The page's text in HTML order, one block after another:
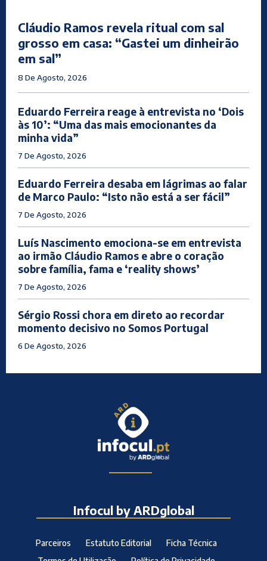
Cláudio Ramos revela ritual com sal
grosso em casa: “Gastei um dinheirão
em sal”
8 De Agosto, 2026
Eduardo Ferreira reage à entrevista no ‘Dois
às 10’: “Uma das mais emocionantes da
minha vida”
7 De Agosto, 2026
Eduardo Ferreira desaba em lágrimas ao falar
de Marco Paulo: “Isto não está a ser fácil”
7 De Agosto, 2026
Luís Nascimento emociona-se em entrevista
ao irmão Cláudio Ramos e abre o coração
sobre família, fama e ‘reality shows’
7 De Agosto, 2026
Sérgio Rossi chora em direto ao recordar
momento decisivo no Somos Portugal
6 De Agosto, 2026
Infocul by ARDglobal
Parceiros Estatuto Editorial
Ficha Técnica